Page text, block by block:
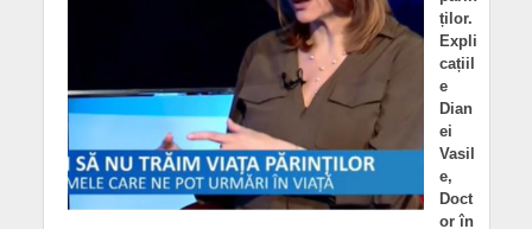
ților.
Expli
cațiil
e
Dian
ei
Vasil
e,
Doct
or în